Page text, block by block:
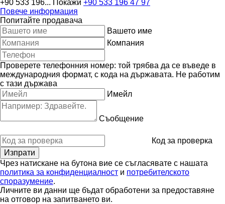
+90 533 196... Покажи +90 533 196 47 97
Повече информация
Попитайте продавача
Вашето име
Компания
Проверете телефонния номер: той трябва да се въведе в
международния формат, с кода на държавата. Не работим
с тази държава
Имейл
Съобщение
Код за проверка
Чрез натискане на бутона вие се съгласявате с нашата
политика за конфиденциалност и потребителското
споразумение.
Личните ви данни ще бъдат обработени за предоставяне
на отговор на запитването ви.